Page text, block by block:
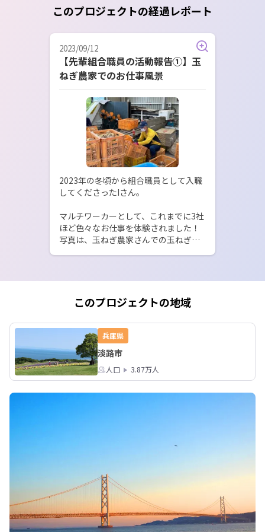
このプロジェクトの経過レポート
2023/09/12
【先輩組合職員の活動報告①】玉
ねぎ農家でのお仕事風景
2023年の冬頃から組合職員として入職
してくださったIさん。
マルチワーカーとして、これまでに3社
ほど色々なお仕事を体験されました！
写真は、玉ねぎ農家さんでの玉ねぎの
入社1年目は、【マルチワーカー】とし
て４～５社の淡路島の地場企業をロー
テーションで体験。
仕事内容や労働条件、会社の雰囲気な
ど、お仕事を実際に体験していただ
き、２年目以降の勤め先を選べるの
も、当プロジェクトの魅力です！
このプロジェクトの地域
兵庫県
淡路市
人口 3.87万人